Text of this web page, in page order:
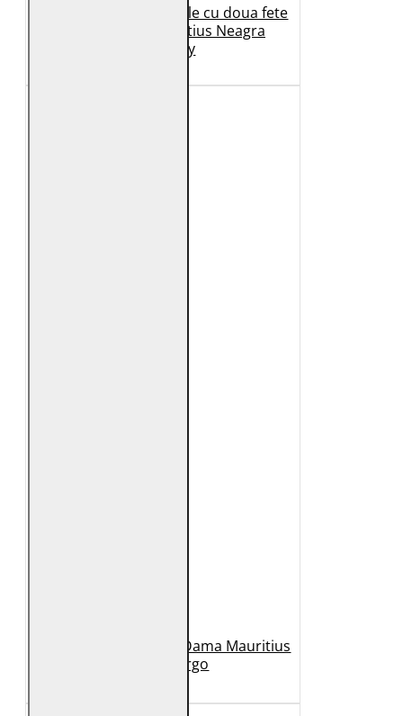
Geaca de Iarna din Piele cu doua fete
Dama 2.0 by Mauritius Neagra
G2WDilay
Geaca Lunga de Piele Dama Mauritius
Bej GWMargo